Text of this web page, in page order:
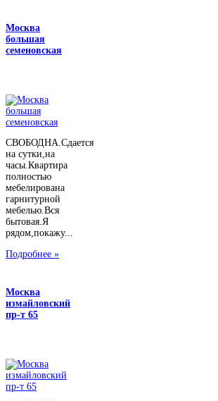
Москва
большая
семеновская
СВОБОДНА.Сдается
на сутки,на
часы.Квартира
полностью
мебелирована
гарнитурной
мебелью.Вся
бытовая.Я
рядом,покажу...
Подробнее »
Москва
измайловский
пр-т 65